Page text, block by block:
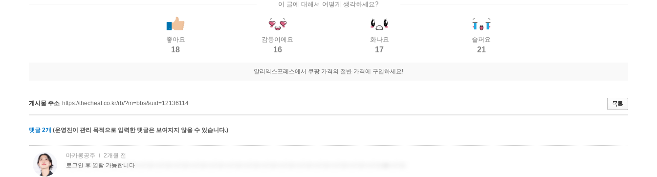
이 글에 대해서 어떻게 생각하세요?
좋아요
18
감동이에요
16
화나요
17
슬퍼요
21
알리익스프레스에서 쿠팡 가격의 절반 가격에 구입하세요!
게시물 주소 https://thecheat.co.kr/rb/?m=bbs&uid=12136114
댓글 2개 (운영진이 관리 목적으로 입력한 댓글은 보여지지 않을 수 있습니다.)